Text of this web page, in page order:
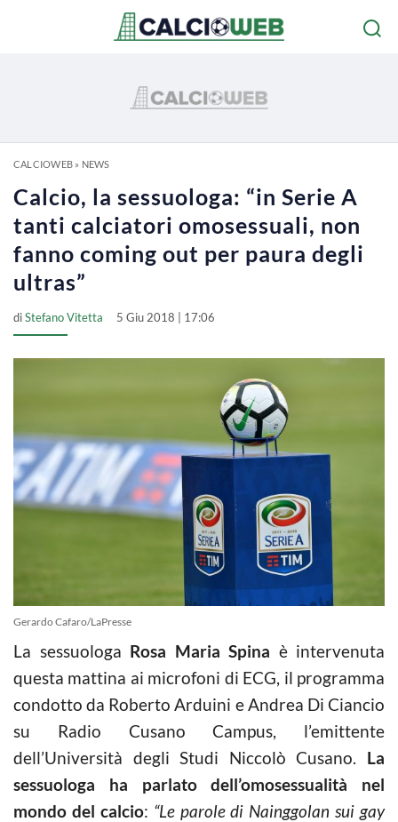
CALCIOWEB» NEWS
Calcio, la sessuologa: “in Serie A
tanti calciatori omosessuali, non
fanno coming out per paura degli
ultras”
diStefano Vitetta 5 Giu 2018 | 17:06
Gerardo Cafaro/LaPresse
La sessuologa Rosa Maria Spina è intervenuta
questa mattina ai microfoni di ECG, il programma
condotto da Roberto Arduini e Andrea Di Ciancio
su Radio Cusano Campus, l’emittente
dell’Università degli Studi Niccolò Cusano. La
sessuologa ha parlato dell’omosessualità nel
mondo del calcio: “Le parole di Nainggolan sui gay